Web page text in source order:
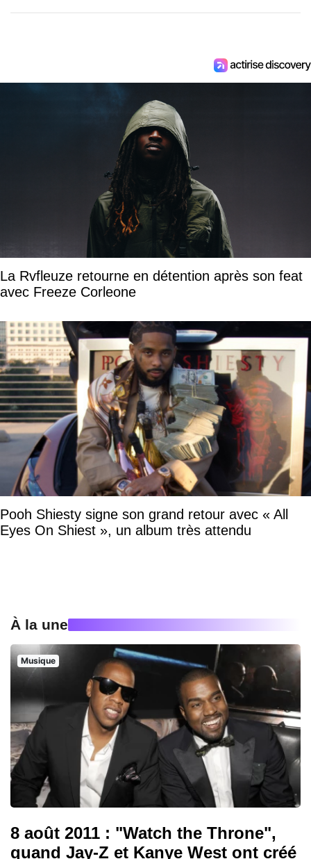
La Rvfleuze retourne en détention après son feat
avec Freeze Corleone
Pooh Shiesty signe son grand retour avec « All
Eyes On Shiest », un album très attendu
À la une
Musique
8 août 2011 : "Watch the Throne",
quand Jay-Z et Kanye West ont créé